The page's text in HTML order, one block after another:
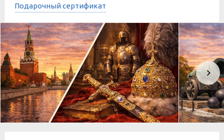
Подарочный сертификат